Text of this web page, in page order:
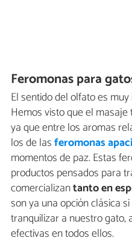
Feromonas para
El sentido del olfato es
Hemos visto que el
ya que entre los aromas
los de lasferomonas
momentos de paz. Estas
productos pensados para
comercializantanto en
son ya una opción clásica
tranquilizar a nuestro gato,
efectivas en todos ellos.